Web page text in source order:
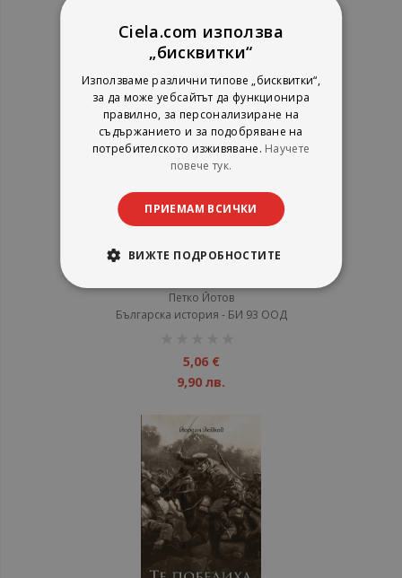
Китка здравец
Петко Йотов
Българска история - БИ 93 ООД
5,06 €
9,90 лв.
Ciela.com използва
„бисквитки“
Използваме различни типове „бисквитки“,
за да може уебсайтът да функционира
правилно, за персонализиране на
съдържанието и за подобряване на
потребителското изживяване. Научете
повече тук.
ПРИЕМАМ ВСИЧКИ
ВИЖТЕ ПОДРОБНОСТИТЕ